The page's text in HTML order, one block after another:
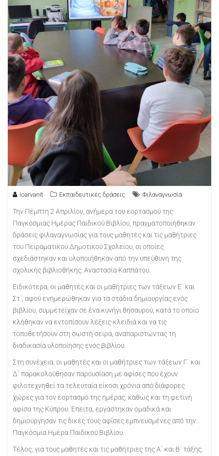
ioarvanit Εκπαιδευτικές δράσεις Φιλαναγνωσία
Την Πέμπτη 2 Απριλίου, ανήμερα του εορτασμού της
Παγκόσμιας Ημέρας Παιδικού Βιβλίου, πραγματοποιήθηκαν
δράσεις φιλαναγνωσίας για τους μαθητές και τις μαθήτριες
του Πειραματικού Δημοτικού Σχολείου, οι οποίες
σχεδιάστηκαν και υλοποιήθηκαν από την υπεύθυνη της
σχολικής βιβλιοθήκης, Αναστασία Καππάτου.
Ειδικότερα, οι μαθητές και οι μαθήτριες των τάξεων Ε΄ και
Στ΄, αφού ενημερώθηκαν για τα στάδια δημιουργίας ενός
βιβλίου, συμμετείχαν σε ένα κυνήγι θησαυρού, κατά το οποίο
κλήθηκαν να εντοπίσουν λέξεις-κλειδιά και να τις
τοποθετήσουν στη σωστή σειρά, αναπαριστώντας τη
διαδικασία υλοποίησης ενός βιβλίου.
Στη συνέχεια, οι μαθητές και οι μαθήτριες των τάξεων Γ΄ και
Δ΄ παρακολούθησαν παρουσίαση με αφίσες που έχουν
φιλοτεχνηθεί τα τελευταία είκοσι χρόνια από διάφορες
χώρες για τον εορτασμό της ημέρας, καθώς και τη φετινή
αφίσα της Κύπρου. Έπειτα, εργάστηκαν ομαδικά και
δημιούργησαν τις δικές τους αφίσες εμπνευσμένες από την
Παγκόσμια Ημέρα Παιδικού Βιβλίου.
Τέλος, για τους μαθητές και τις μαθήτριες της Α΄ και Β΄ τάξης,